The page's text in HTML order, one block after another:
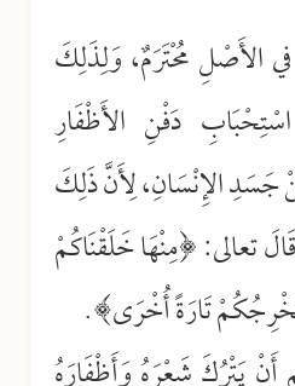
الأَصْلِ مُحْتَرَمٌ، وَلِذَلِكَ
دَفْنِ الأَظْفَارِ
الإِنْسَانِ، لِأَنَّ ذَلِكَ
تعالى: ﴿مِنْهَا خَلَقْنَاكُمْ
تَارَةً أُخْرَى﴾.